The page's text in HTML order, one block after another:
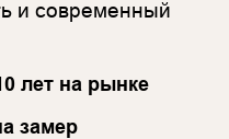
и современный
лет на рынке
замер